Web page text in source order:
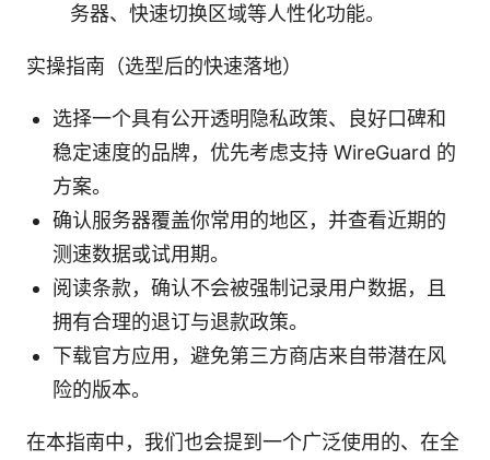
务器、快速切换区域等人性化功能。
实操指南（选型后的快速落地）
选择一个具有公开透明隐私政策、良好口碑和
稳定速度的品牌，优先考虑支持 WireGuard 的
方案。
确认服务器覆盖你常用的地区，并查看近期的
测速数据或试用期。
阅读条款，确认不会被强制记录用户数据，且
拥有合理的退订与退款政策。
下载官方应用，避免第三方商店来自带潜在风
险的版本。
在本指南中，我们也会提到一个广泛使用的、在全